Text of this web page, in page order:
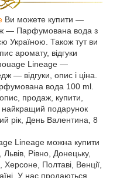
Ви можете купити ―
— Парфумована вода з
Україною. Також тут ви
аромату, відгуки
Lineage —
— відгуки, опис і ціна.
вода 100 ml.
продаж, купити,
найкращий подарунок
рік, День Валентина, 8
Lineage можна купити
Львів, Рівно, Донецьку,
Полтаві, Венції,
У нас продаються